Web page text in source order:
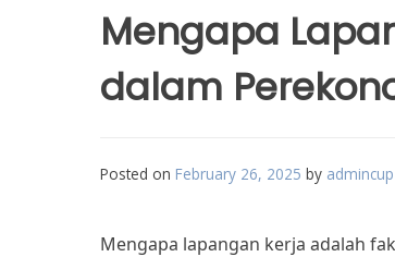
Mengapa
dalam
Posted on February 26, 2025 by admincup
Mengapa lapangan kerja adalah